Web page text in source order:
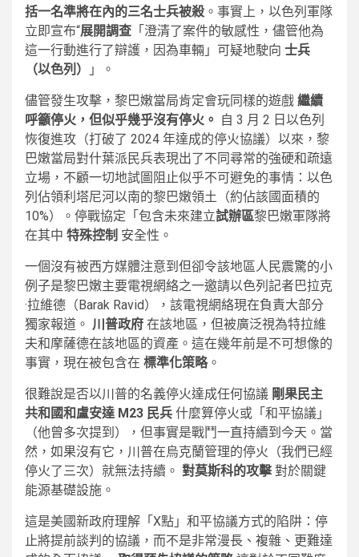
括一名準將在內的三名士兵被殺 。事實上，以色列軍隊
立即宣布“展開調查 「澄清了案件的敏感性，儘管他為
這一行動進行了辯護，因為車輛」可疑地駛向 士兵
（以色列）
」。
儘管發生攻擊，黎巴嫩當局肯定會玩同樣的遊戲 繼續
呼籲停火，但似乎幾乎沒有停火。 自 3 月 2 日以色列
恢復進攻（打破了 2024 年達成的停火協議）以來，黎
巴嫩當局對什葉派民兵表現出了不同尋常的強硬和疏遠
立場，不顧一切地試圖阻止似乎不可避免的事情：以色
列佔領利塔尼河以南的黎巴嫩領土（約佔該國面積的
10%）。停戰協定「包含未來建立試辦區黎巴嫩軍隊將
在其中 特殊控制 安全性。
一個沒有被西方媒體注意到但卻令該地區人民震驚的小
例子是黎巴嫩主要電視網絡之一邀請以色列記者巴拉克
·拉維德（Barak Ravid），該電視網絡現在負責大部分
獨家報道。 川普政府 在該地區，但被廣泛視為特拉維
夫和摩薩德在該地區的資產。這在幾年前是不可想像的
事實，現在被包含在 標準化策略。
很難說是否以川普的名義停火達成任何協議 剛果民主
共和國和盧安達 M23 民兵 什麼算停火或「和平協議」
（他曾多次提到），但事實是戰鬥一直持續到今天。當
然，如果沒有它，川普在烏克蘭管理的停火（我們已經
停火了三次）就無法持續。 對莫斯科的攻擊對於關鍵
能源基礎設施。
這是美國新政府理解「X點」和平協議方式的陷阱：停
止將提前談判的協議，而不是非常漫長、複雜、更難達